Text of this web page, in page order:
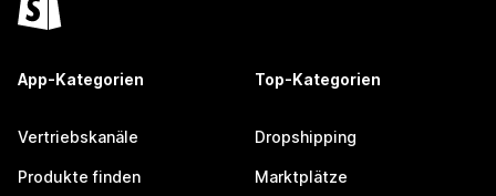
App-Kategorien
Vertriebskanäle
Produkte finden
Top-Kategorien
Dropshipping
Marktplätze